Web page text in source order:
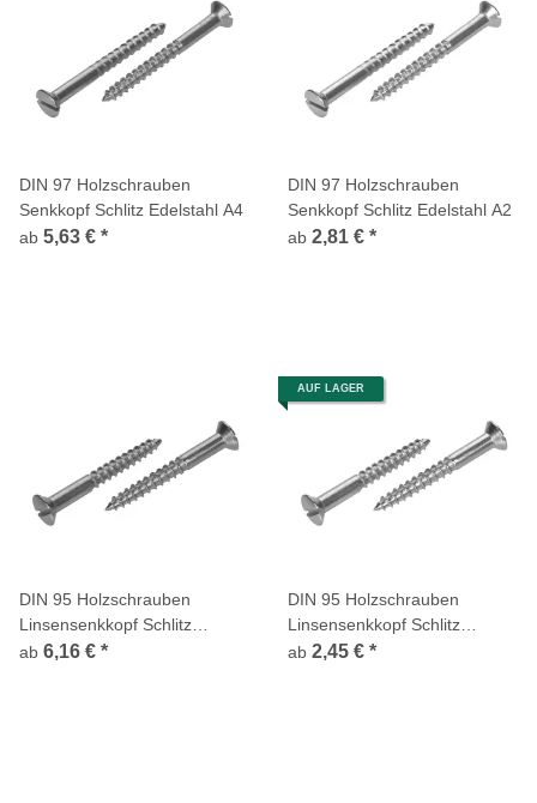
DIN 97 Holzschrauben
Senkkopf Schlitz Edelstahl A4
ab 5,63 € *
DIN 97 Holzschrauben
Senkkopf Schlitz Edelstahl A2
ab 2,81 € *
DIN 95 Holzschrauben
Linsensenkkopf Schlitz
Edelstahl A4
ab 6,16 € *
AUF LAGER
DIN 95 Holzschrauben
Linsensenkkopf Schlitz
Edelstahl A2
ab 2,45 € *